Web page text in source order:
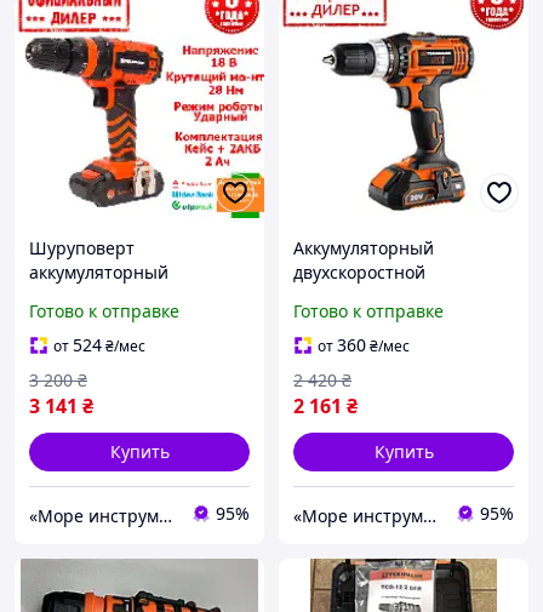
Шуруповерт
аккумуляторный
2.0 (18 В, 2 А/ч,
двухскоростной)
Готово к отправке
от524₴/мес
3 141 ₴
3 200 ₴
Купить
«Море инструментов» 95%
Аккумуляторный
двухскоростной
STP TCD-35/i20 KIT (1 акб 2
Ач, ЗУ) для дома
Готово к отправке
от360₴/мес
2 161 ₴
2 420 ₴
Купить
«Море инструментов» 95%